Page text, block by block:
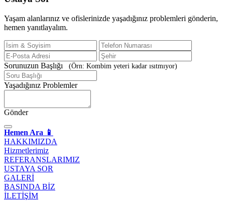
Yaşam alanlarınız ve ofislerinizde yaşadığınız problemleri gönderin,
hemen yanıtlayalım.
Sorunuzun Başlığı (Örn: Kombim yeteri kadar ısıtmıyor)
Yaşadığınız Problemler
Gönder
Hemen Ara 📱
HAKKIMIZDA
Hizmetlerimiz
REFERANSLARIMIZ
USTAYA SOR
GALERİ
BASINDA BİZ
İLETİŞİM